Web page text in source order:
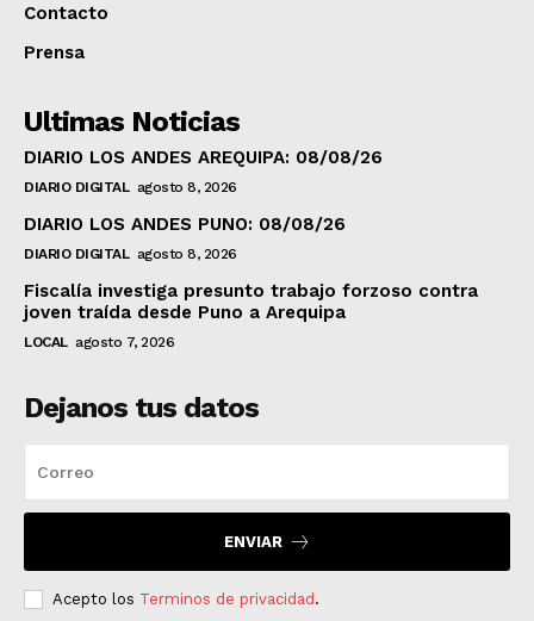
Contacto
Prensa
Ultimas Noticias
DIARIO LOS ANDES AREQUIPA: 08/08/26
DIARIO DIGITAL agosto 8, 2026
DIARIO LOS ANDES PUNO: 08/08/26
DIARIO DIGITAL agosto 8, 2026
Fiscalía investiga presunto trabajo forzoso contra
joven traída desde Puno a Arequipa
LOCAL agosto 7, 2026
Dejanos tus datos
ENVIAR
Acepto los Terminos de privacidad .